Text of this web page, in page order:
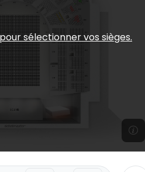
sélectionner vos sièges.